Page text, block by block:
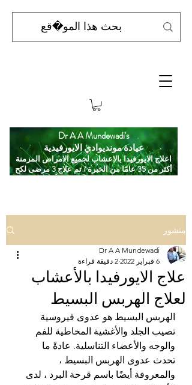
Dr A A Mundewadi's
عيادة مونديوادي الايورفيدية
اعلاج الايورفيدا بالاعشاب لجميع الامراض المزمنة
أكثر من 35 عامًا من الخبرة / تم علاج 3 مرضى لكح
منشور
علاج الايورفيدا بالأعشاب
لعلاج الهربس البسيط
Dr A A Mundewadi
6 فبراير 2022
2 دقيقة قراءة
الهربس البسيط هو عدوى فيروسية
تصيب الجلد والأغشية المخاطية للفم
والوجه والأعضاء التناسلية. عادةً ما
تحدث عدوى الهربس البسيط ،
والمعروفة أيضًا باسم قرحة البرد ، لدى